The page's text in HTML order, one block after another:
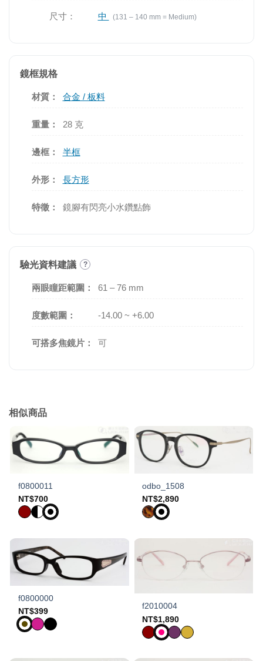
尺寸： 中 (131 – 140 mm = Medium)
鏡框規格
材質： 合金 / 板料
重量： 28 克
邊框： 半框
外形： 長方形
特徵： 鏡腳有閃亮小水鑽點飾
驗光資料建議 ?
兩眼瞳距範圍： 61 – 76 mm
度數範圍： -14.00 ~ +6.00
可搭多焦鏡片： 可
相似商品
f0800011
NT$700
odbo_1508
NT$2,890
f0800000
NT$399
f2010004
NT$1,890